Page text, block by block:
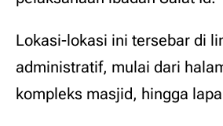
Lokasi-lokasi ini tersebar di
administratif, mulai dari
kompleks masjid, hingga